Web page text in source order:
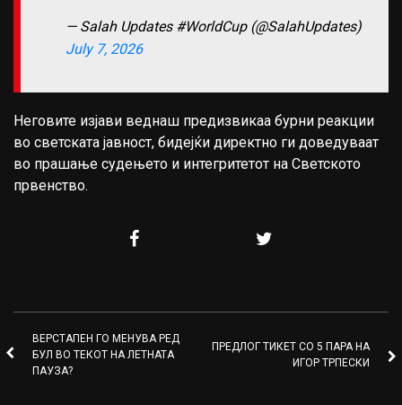
— Salah Updates #WorldCup (@SalahUpdates)
July 7, 2026
Неговите изјави веднаш предизвикаа бурни реакции
во светската јавност, бидејќи директно ги доведуваат
во прашање судењето и интегритетот на Светското
првенство.
ВЕРСТАПЕН ГО МЕНУВА РЕД
БУЛ ВО ТЕКОТ НА ЛЕТНАТА
ПАУЗА?
ПРЕДЛОГ ТИКЕТ СО 5 ПАРА НА
ИГОР ТРПЕСКИ